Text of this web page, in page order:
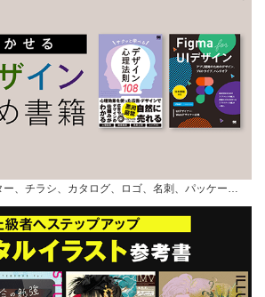
ー、チラシ、カタログ、ロゴ、名刺、パッケー…